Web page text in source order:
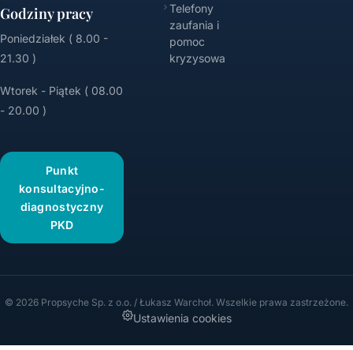
Godziny pracy
Poniedziałek ( 8.00 -
21.30 )
Wtorek - Piątek ( 08.00
- 20.00 )
Punkt
konsultacyjno-
diagnostyczny
PKD
Telefony
zaufania i
pomoc
kryzysowa
© 2026 Propsyche Sp. z o.o. / Łukasz Warchoł. Wszelkie prawa zastrzeżone.
Ustawienia cookies